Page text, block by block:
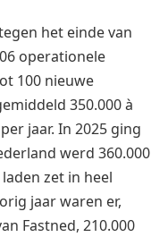
het einde van
operationele
100 nieuwe
350.000 à
jaar. In 2025 ging
werd 360.000
zet in heel
jaar waren er,
Fastned, 210.000